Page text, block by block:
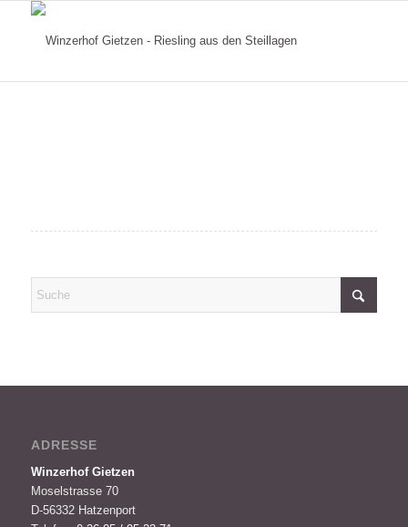
ADRESSE
Winzerhof Gietzen
Moselstrasse 70
D-56332 Hatzenport